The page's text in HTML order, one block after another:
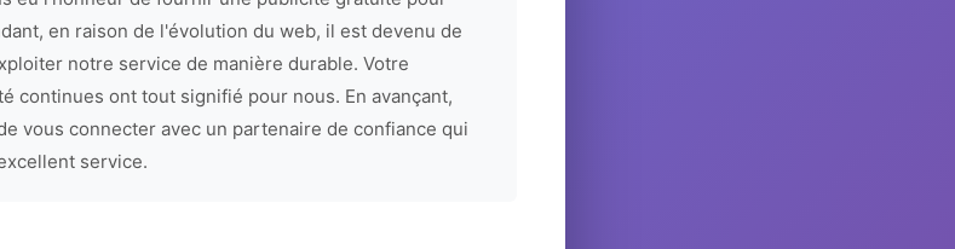
en raison de l'évolution du web, il est devenu de
notre service de manière durable. Votre
continues ont tout signifié pour nous. En avançant,
vous connecter avec un partenaire de confiance qui
service.